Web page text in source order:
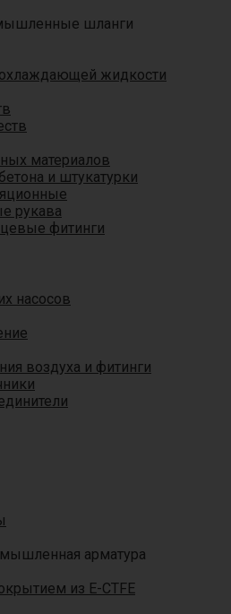
шланги
жидкости
материалов
и штукатурки
рукава
фитинги
насосов
воздуха и фитинги
арматура
из E-CTFE